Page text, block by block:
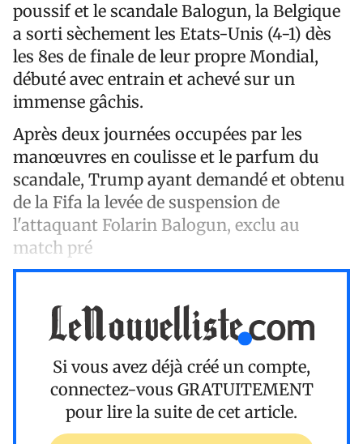
poussif et le scandale Balogun, la Belgique
a sorti sèchement les Etats-Unis (4-1) dès
les 8es de finale de leur propre Mondial,
débuté avec entrain et achevé sur un
immense gâchis.
Après deux journées occupées par les
manœuvres en coulisse et le parfum du
scandale, Trump ayant demandé et obtenu
de la Fifa la levée de suspension de
l'attaquant Folarin Balogun, exclu au
match pré
Si vous avez déjà créé un compte,
connectez-vous GRATUITEMENT
pour lire la suite de cet article.